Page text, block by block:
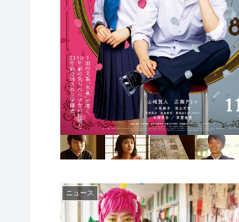
ニュース